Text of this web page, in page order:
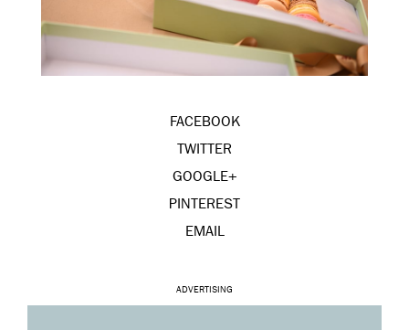
FACEBOOK
TWITTER
GOOGLE+
PINTEREST
EMAIL
ADVERTISING